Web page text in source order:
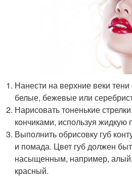
Нанести на верхние веки тени
белые, бежевые или
Нарисовать тоненькие
кончиками, используя жидкую
Выполнить обрисовку губ
и помада. Цвет губ должен
насыщенным, например,
красный.